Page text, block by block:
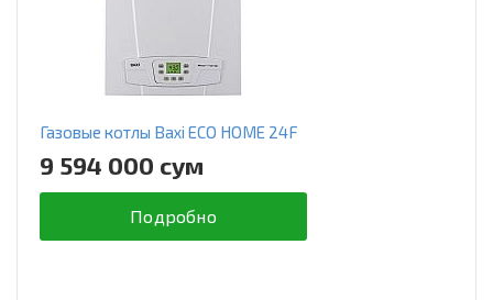
Газовые котлы Baxi ECO HOME 24F
9 594 000 сум
Подробно